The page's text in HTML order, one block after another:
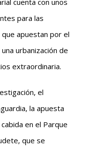
para las
apuestan por el
urbanización de
extraordinaria.
el
la apuesta
en el Parque
que se